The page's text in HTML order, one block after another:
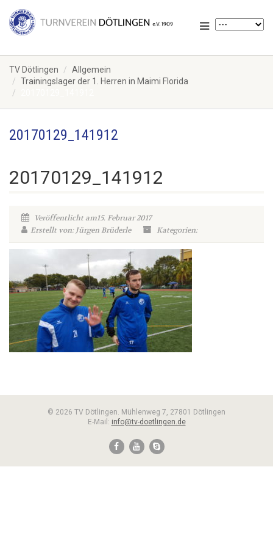
TV Dötlingen
Allgemein
Trainingslager der 1. Herren in Maimi Florida
20170129_141912
20170129_141912
Veröffentlicht am15. Februar 2017
Erstellt von: Jürgen Brüderle
Kategorien:
© 2026 TV Dötlingen. Mühlenweg 7, 27801 Dötlingen
E-Mail: info@tv-doetlingen.de